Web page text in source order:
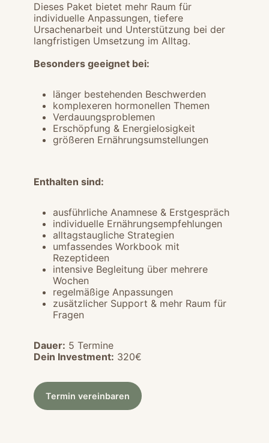
Dieses Paket bietet mehr Raum für
individuelle Anpassungen, tiefere
Ursachenarbeit und Unterstützung bei der
langfristigen Umsetzung im Alltag.
Besonders geeignet bei:
länger bestehenden Beschwerden
komplexeren hormonellen Themen
Verdauungsproblemen
Erschöpfung & Energielosigkeit
größeren Ernährungsumstellungen
Enthalten sind:
ausführliche Anamnese & Erstgespräch
individuelle Ernährungsempfehlungen
alltagstaugliche Strategien
umfassendes Workbook mit
Rezeptideen
intensive Begleitung über mehrere
Wochen
regelmäßige Anpassungen
zusätzlicher Support & mehr Raum für
Fragen
Dauer: 5 Termine
Dein Investment: 320€
Termin vereinbaren